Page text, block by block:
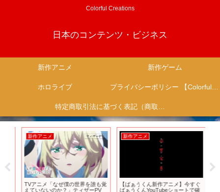
Colorful Creations
日本のコンテンツ・ビジネス
新作アニメ 新作ゲーム
ホロライブ プライバシーポリシー 【Colorful Creation】
特定商取引法に基づく表記（商取引に関する開示）
新作アニメ
TVアニメ「なぜ僕の世界を誰も覚
えていないのか？」ティザーPV
新作アニメ
【ばぁうくん新作アニメ】今すぐ
ばぁうくんYouTubeショートで確